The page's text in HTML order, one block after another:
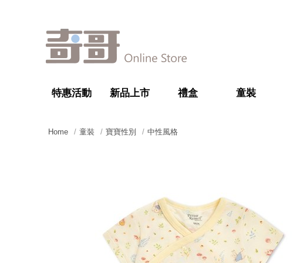
特惠活動 新品上市 禮盒 童裝
Home 童裝 寶寶性別 中性風格